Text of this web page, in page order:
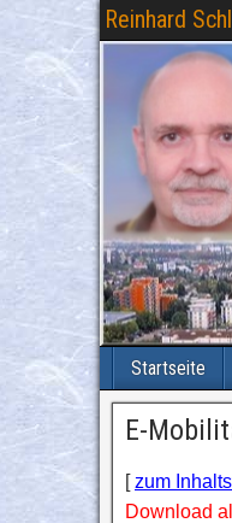
Reinhard
Startseite
E-
[zum
Download